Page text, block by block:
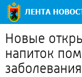
Новые
напиток